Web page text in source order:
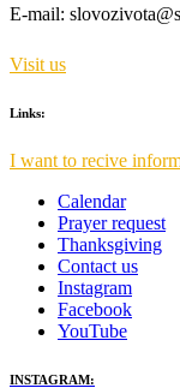
E-mail:
Visit us
Links:
I want to recive
Calendar
Prayer request
Thanksgiving
Contact us
Instagram
Facebook
YouTube
INSTAGRAM: